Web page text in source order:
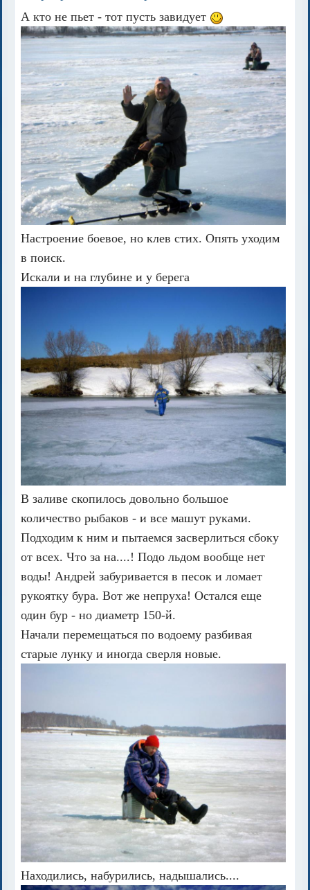
А кто не пьет - тот пусть завидует
Настроение боевое, но клев стих. Опять уходим
в поиск.
Искали и на глубине и у берега
В заливе скопилось довольно большое
количество рыбаков - и все машут руками.
Подходим к ним и пытаемся засверлиться сбоку
от всех. Что за на....! Подо льдом вообще нет
воды! Андрей забуривается в песок и ломает
рукоятку бура. Вот же непруха! Остался еще
один бур - но диаметр 150-й.
Начали перемещаться по водоему разбивая
старые лунку и иногда сверля новые.
Находились, набурились, надышались....